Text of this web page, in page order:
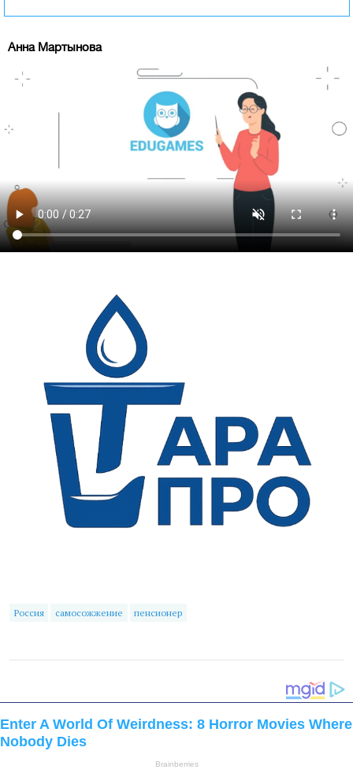
Анна Мартынова
Россия самосожжение пенсионер